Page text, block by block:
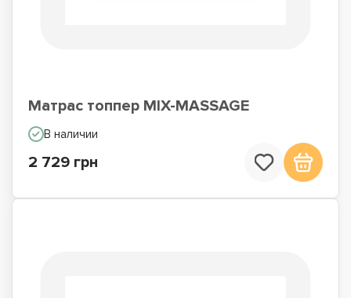
Матрас топпер MIX-MASSAGE
В наличии
2 729 грн